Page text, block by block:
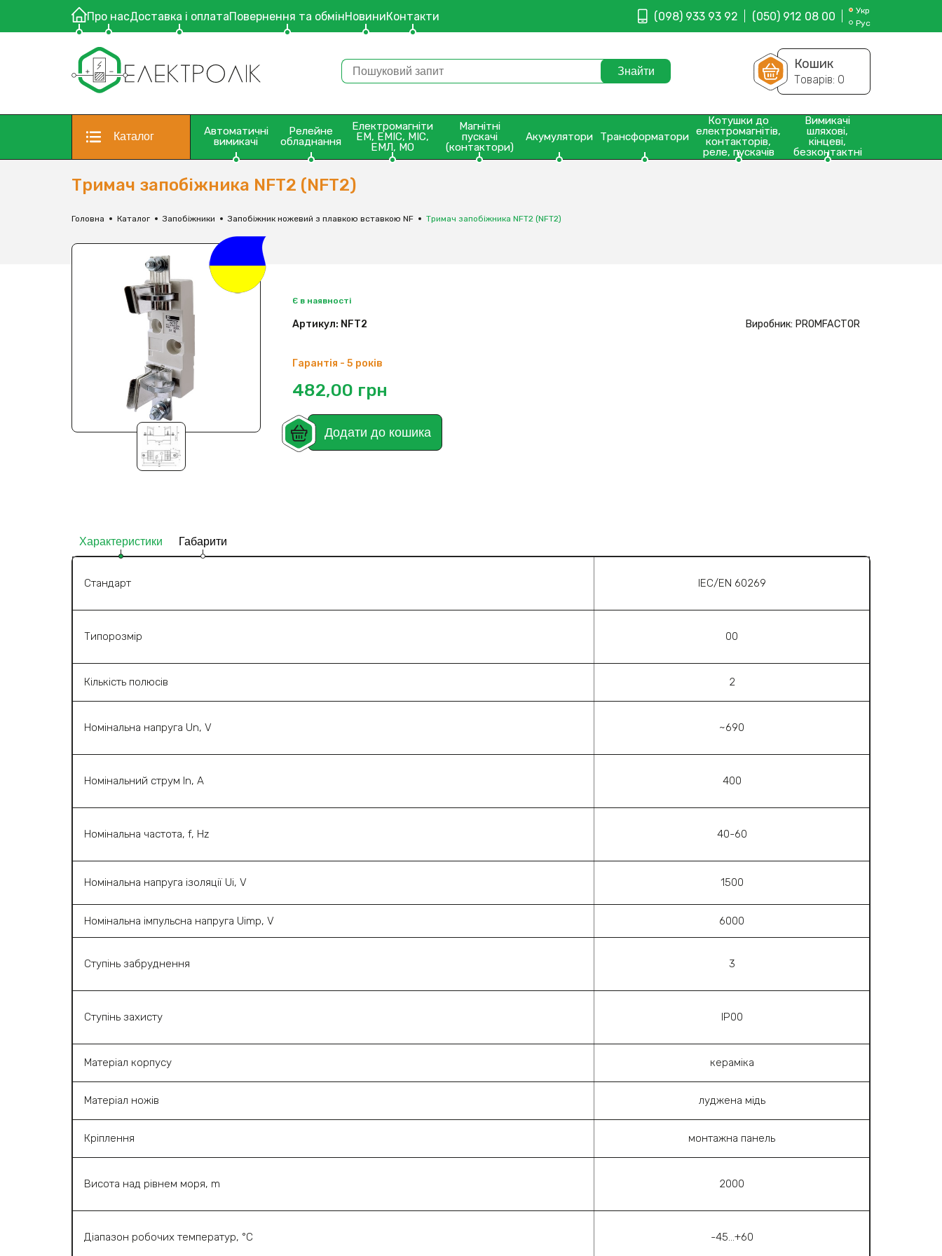
Про насДоставка і оплатаПовернення та обмінНовиниКонтакти (098) 933 93 92 (050) 912 08 00
Укр
Рус
Кошик
Товарів: 0
Каталог
Автоматичні
вимикачі
Релейне
обладнання
Електромагніти
ЕМ, ЕМІС, МІС,
ЕМЛ, МО
Магнітні
пускачі
(контактори)
Акумулятори Трансформатори
Котушки до
електромагнітів,
контакторів,
реле, пускачів
Вимикачі
шляхові,
кінцеві,
безконтактні
Тримач запобіжника NFT2 (NFT2)
Головна Каталог Запобіжники Запобіжник ножевий з плавкою вставкою NF Тримач запобіжника NFT2 (NFT2)
Є в наявності
Артикул: NFT2 Виробник: PROMFACTOR
Гарантія - 5 років
482,00 грн
Додати до кошика
Характеристики Габарити
Стандарт IEC/EN 60269
Типорозмір 00
Кількість полюсів 2
Номінальна напруга Un, V ~690
Номінальний струм In, A 400
Номінальна частота, f, Hz 40-60
Номінальна напруга ізоляції Ui, V 1500
Номінальна імпульсна напруга Uimp, V 6000
Ступінь забруднення 3
Ступінь захисту ІР00
Матеріал корпусу кераміка
Матеріал ножів луджена мідь
Кріплення монтажна панель
Висота над рівнем моря, m 2000
Діапазон робочих температур, °C -45…+60